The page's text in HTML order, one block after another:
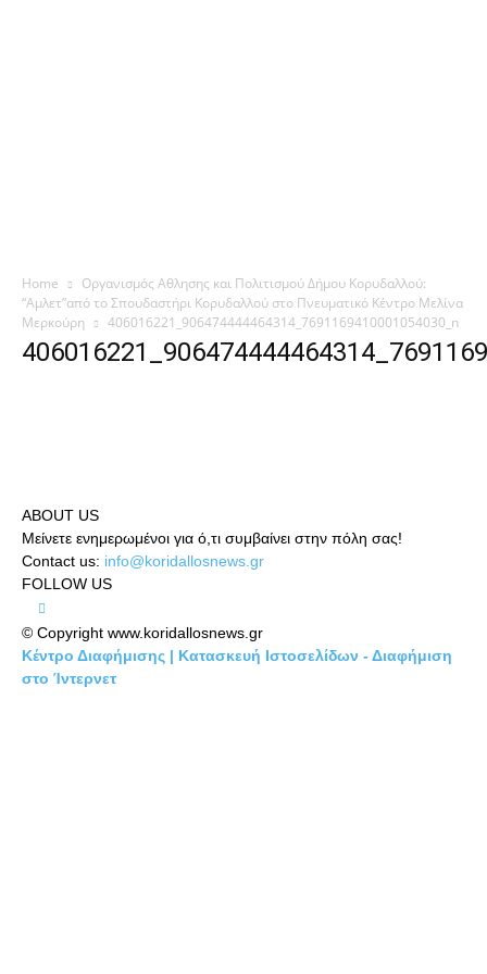
Home
Οργανισμός Αθλησης και Πολιτισμού Δήμου Κορυδαλλού:
“Aμλετ”από το Σπουδαστήρι Κορυδαλλού στο Πνευματικό Κέντρο Μελίνα
Μερκούρη
406016221_906474444464314_7691169410001054030_n
ABOUT US
Μείνετε ενημερωμένοι για ό,τι συμβαίνει στην πόλη σας!
Contact us: info@koridallosnews.gr
FOLLOW US
© Copyright www.koridallosnews.gr
Κέντρο Διαφήμισης | Κατασκευή Ιστοσελίδων - Διαφήμιση
στο Ίντερνετ